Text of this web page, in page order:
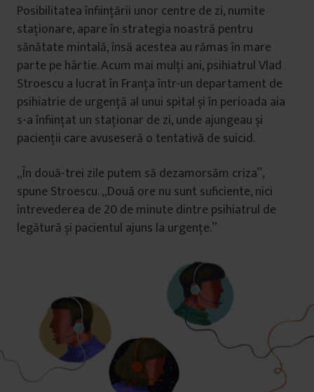
Posibilitatea înființării unor centre de zi, numite
staționare, apare în strategia noastră pentru
sănătate mintală, însă acestea au rămas în mare
parte pe hârtie. Acum mai mulți ani, psihiatrul Vlad
Stroescu a lucrat în Franța într-un departament de
psihiatrie de urgență al unui spital și în perioada aia
s-a înființat un staționar de zi, unde ajungeau și
pacienții care avuseseră o tentativă de suicid.
„În două-trei zile putem să dezamorsăm criza”,
spune Stroescu. „Două ore nu sunt suficiente, nici
întrevederea de 20 de minute dintre psihiatrul de
legătură și pacientul ajuns la urgențe.”